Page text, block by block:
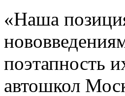
«Наша
поэтапность
автошкол